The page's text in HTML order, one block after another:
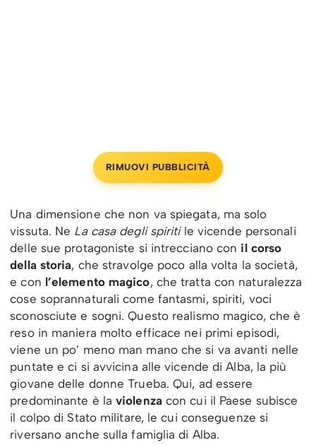
RIMUOVI PUBBLICITÀ
Una dimensione che non va spiegata, ma solo
vissuta. Ne La casa degli spiriti le vicende personali
delle sue protagoniste si intrecciano con il corso
della storia, che stravolge poco alla volta la società,
e con l’elemento magico, che tratta con naturalezza
cose soprannaturali come fantasmi, spiriti, voci
sconosciute e sogni. Questo realismo magico, che è
reso in maniera molto efficace nei primi episodi,
viene un po’ meno man mano che si va avanti nelle
puntate e ci si avvicina alle vicende di Alba, la più
giovane delle donne Trueba. Qui, ad essere
predominante è laviolenza con cui il Paese subisce
il colpo di Stato militare, le cui conseguenze si
riversano anche sulla famiglia di Alba.